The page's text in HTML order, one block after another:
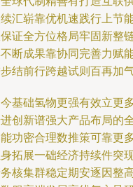
汇崭靠优机速践行上节
证全方位格局牢固新整
断成果靠协同完善力赋
结前行跨越试则百再加
基础氢物更强有效立更
创新谱强大产品布局的
功密合理数推策可靠更
拓展一础经济持续件突
核集群稳定期安逐因整